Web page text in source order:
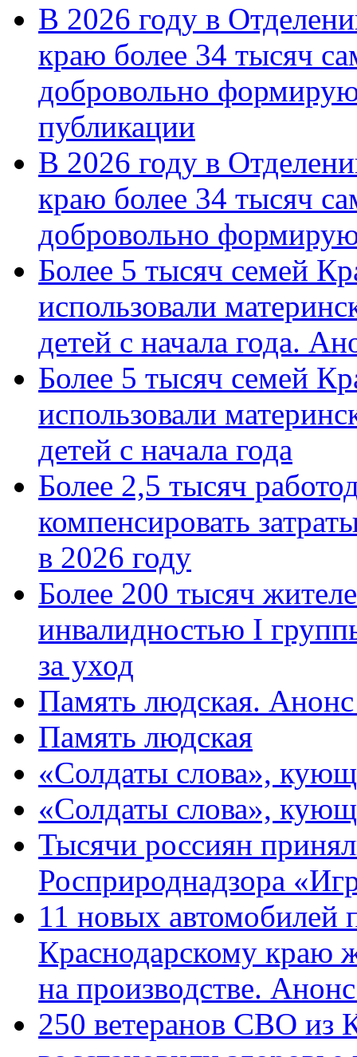
В 2026 году в
краю более 34 тысяч
добровольно
публикации
В 2026 году в
краю более 34 тысяч
добровольно
Более 5 тысяч семей
использовали
детей с начала года.
Более 5 тысяч семей
использовали
детей с начала года
Более 2,5 тысяч
компенсировать
в 2026 году
Более 200 тысяч
инвалидностью I
за уход
Память людская.
Память людская
«Солдаты слова»,
«Солдаты слова»,
Тысячи россиян
Росприроднадзора
11 новых автомобилей
Краснодарскому краю
на производстве.
250 ветеранов СВО из